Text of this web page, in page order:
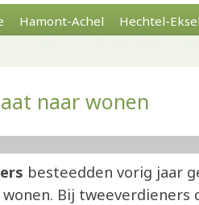
Hamont-Achel Hechtel-
naar wonen
besteedden vorig jaar
Bij tweeverdieners